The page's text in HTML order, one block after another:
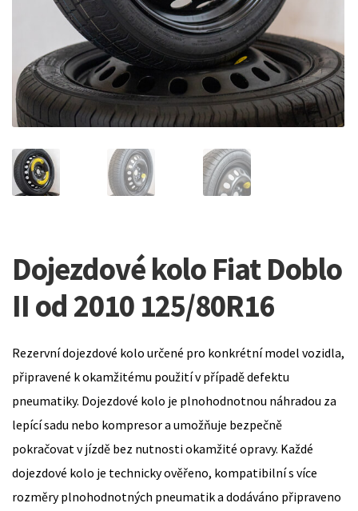
Dojezdové kolo Fiat Doblo
II od 2010 125/80R16
Rezervní dojezdové kolo určené pro konkrétní model vozidla,
připravené k okamžitému použití v případě defektu
pneumatiky. Dojezdové kolo je plnohodnotnou náhradou za
lepící sadu nebo kompresor a umožňuje bezpečně
pokračovat v jízdě bez nutnosti okamžité opravy. Každé
dojezdové kolo je technicky ověřeno, kompatibilní s více
rozměry plnohodnotných pneumatik a dodáváno připraveno